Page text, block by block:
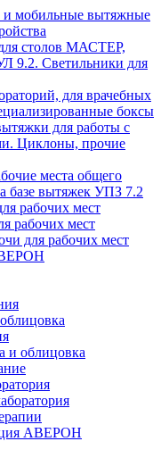
и мобильные вытяжные
столов МАСТЕР,
Светильники для
для врачебных
боксы
для работы с
Циклоны, прочие
места общего
базе вытяжек УПЗ 7.2
рабочих мест
рабочих мест
для рабочих мест
и облицовка
АВЕРОН